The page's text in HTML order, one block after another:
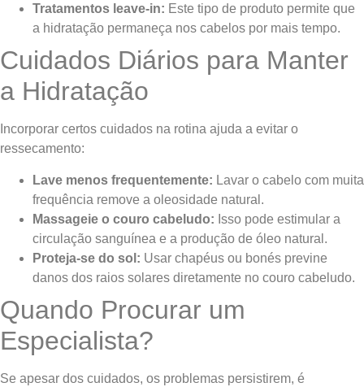
Tratamentos leave-in: Este tipo de produto permite que
a hidratação permaneça nos cabelos por mais tempo.
Cuidados Diários para Manter
a Hidratação
Incorporar certos cuidados na rotina ajuda a evitar o
ressecamento:
Lave menos frequentemente: Lavar o cabelo com muita
frequência remove a oleosidade natural.
Massageie o couro cabeludo: Isso pode estimular a
circulação sanguínea e a produção de óleo natural.
Proteja-se do sol: Usar chapéus ou bonés previne
danos dos raios solares diretamente no couro cabeludo.
Quando Procurar um
Especialista?
Se apesar dos cuidados, os problemas persistirem, é